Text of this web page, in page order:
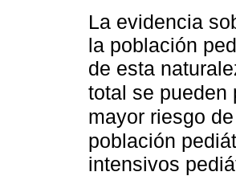
La evidencia
la población
de esta
total se pueden
mayor riesgo
población
intensivos